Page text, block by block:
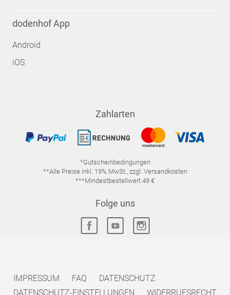
dodenhof App
Android
iOS
Zahlarten
*Gutscheinbedingungen
**Alle Preise inkl. 19% MwSt., zzgl. Versandkosten
***Mindestbestellwert 49 €
Folge uns
IMPRESSUM FAQ
DATENSCHUTZ
DATENSCHUTZ-EINSTELLUNGEN
WIDERRUFSRECHT